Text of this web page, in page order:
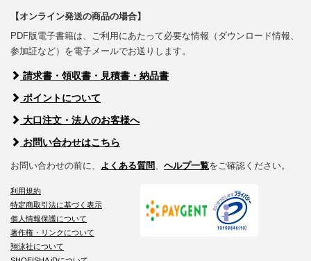
【オンライン発送の商品の場合】
PDF版電子書籍は、ご利用にあたって必要な情報（ダウンロード情報、
参加証など）を電子メールでお送りします。
請求書・領収書・見積書・納品書
ポイントについて
大口注文・法人のお客様へ
お問い合わせはこちら
お問い合わせの前に、 よくある質問 ヘルプ一覧をご確認ください。
利用規約
特定商取引法に基づく表示
個人情報保護について
著作権・リンクについて
翔泳社について